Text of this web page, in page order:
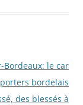
le car
bordelais
des blessés à